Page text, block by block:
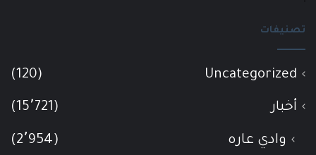
تصنيفات
Uncategorized
(120)
أخبار (15٬721)
وادي عاره (2٬954)